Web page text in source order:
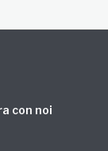
con noi